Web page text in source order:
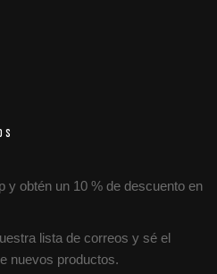
y obtén un 10 % de descuento en
lista de correos y sé el
nuevos productos.